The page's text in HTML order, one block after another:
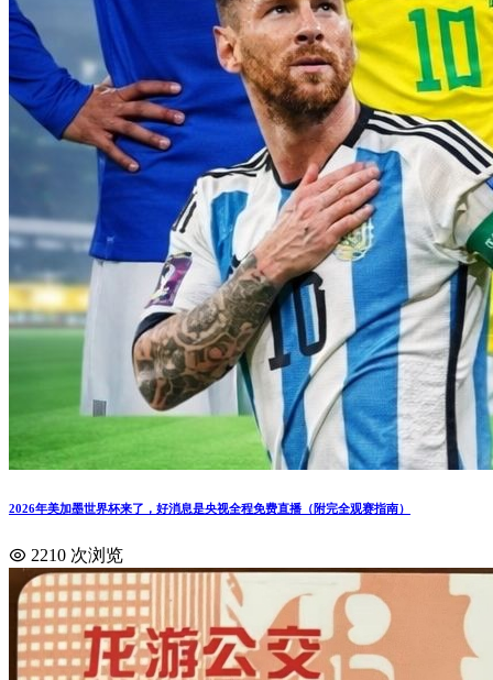
2026年美加墨世界杯来了，好消息是央视全程免费直播（附完全观赛指南）
2210 次浏览